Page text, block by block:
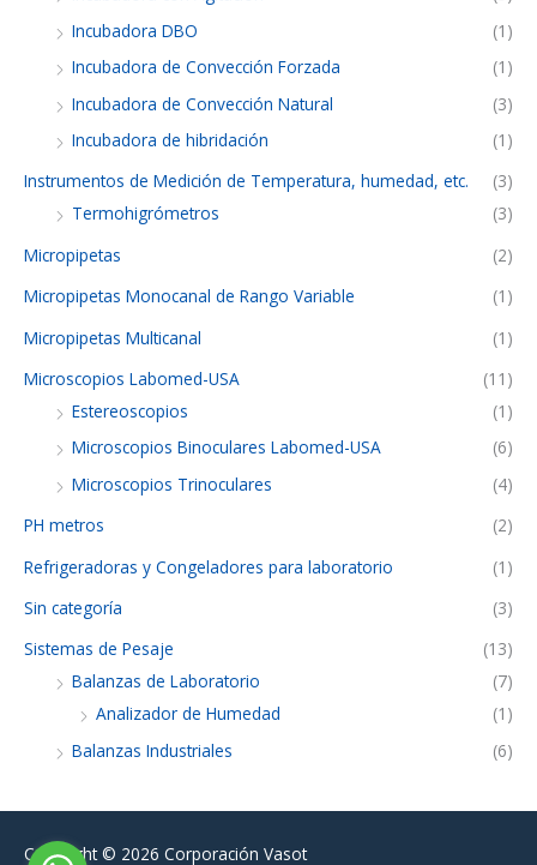
Incubadora DBO
(1)
Incubadora de Convección Forzada
(1)
Incubadora de Convección Natural
(3)
Incubadora de hibridación
(1)
Instrumentos de Medición de Temperatura, humedad, etc.
(3)
Termohigrómetros
(3)
Micropipetas
(2)
Micropipetas Monocanal de Rango Variable
(1)
Micropipetas Multicanal
(1)
Microscopios Labomed-USA
(11)
Estereoscopios
(1)
Microscopios Binoculares Labomed-USA
(6)
Microscopios Trinoculares
(4)
PH metros
(2)
Refrigeradoras y Congeladores para laboratorio
(1)
Sin categoría
(3)
Sistemas de Pesaje
(13)
Balanzas de Laboratorio
(7)
Analizador de Humedad
(1)
Balanzas Industriales
(6)
Copyright © 2026 Corporación Vasot